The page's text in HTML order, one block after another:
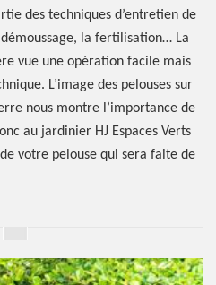
des techniques d’entretien de
la fertilisation… La
vue une opération facile mais
L’image des pelouses sur
nous montre l’importance de
au jardinier HJ Espaces Verts
votre pelouse qui sera faite de